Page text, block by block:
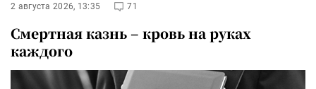
2 августа 2026, 13:35 71
Смертная казнь – кровь на руках
каждого